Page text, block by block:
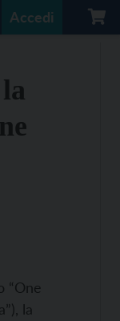
Accedi
“One
la